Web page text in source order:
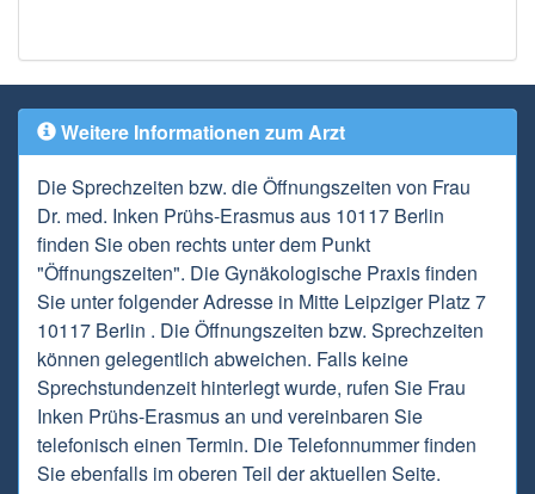
Weitere Informationen zum Arzt
Die Sprechzeiten bzw. die Öffnungszeiten von Frau
Dr. med. Inken Prühs-Erasmus aus 10117 Berlin
finden Sie oben rechts unter dem Punkt
"Öffnungszeiten". Die Gynäkologische Praxis finden
Sie unter folgender Adresse in Mitte Leipziger Platz 7
10117 Berlin . Die Öffnungszeiten bzw. Sprechzeiten
können gelegentlich abweichen. Falls keine
Sprechstundenzeit hinterlegt wurde, rufen Sie Frau
Inken Prühs-Erasmus an und vereinbaren Sie
telefonisch einen Termin. Die Telefonnummer finden
Sie ebenfalls im oberen Teil der aktuellen Seite.